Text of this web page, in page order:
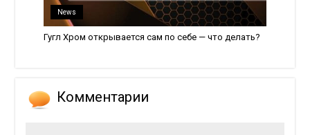
News
Гугл Хром открывается сам по себе — что делать?
Комментарии